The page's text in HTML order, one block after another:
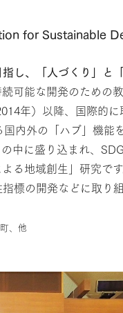
for Sustainable
し、「人づくり」と
可能な開発のための
年）以降、国際的
内外の「ハブ」機能
中に盛り込まれ、
る地域創生」研究
標の開発などに取り
、他